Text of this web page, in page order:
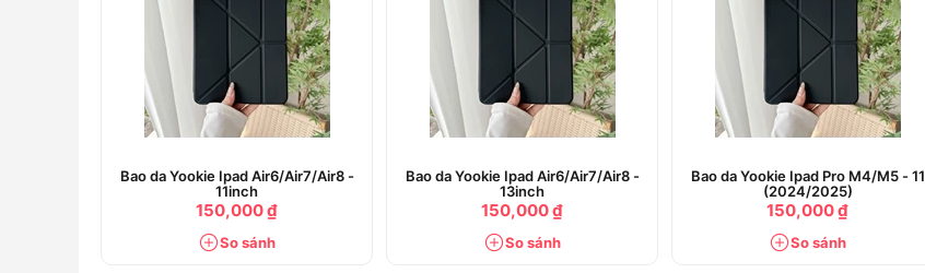
Trải nghiệm sự tiện lợi đến từ một đế thiết bị gắn trên ốp lưng trong suốt. Thay đổi các sản
phẩm tương tự cho phù hợp với nhu cầu thay đổi của bạn, dù đó là khi bạn cần chụp ngay
những bức ảnh tuyệt đẹp hay xem các video yêu thích với một tay.
Bao da Yookie Ipad Air6/Air7/Air8 -
11inch
150,000 ₫
So sánh
Bao da Yookie Ipad Air6/Air7/Air8 -
13inch
150,000 ₫
So sánh
Bao da Yookie Ipad Pro M4/M5 - 11
(2024/2025)
150,000 ₫
So sánh